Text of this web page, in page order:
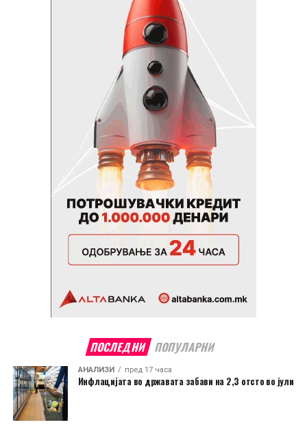
ПОСЛЕДНИ ПОПУЛАРНИ
АНАЛИЗИ пред 17 часа
Инфлацијата во државата забави на 2,3 отсто во јули